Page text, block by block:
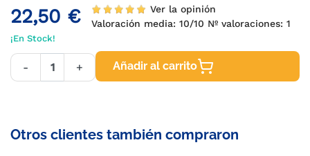
22,50 €
Ver la opinión
Valoración media: 10/10 Nº valoraciones: 1
¡En Stock!
- + Añadir al carrito
Otros clientes también compraron